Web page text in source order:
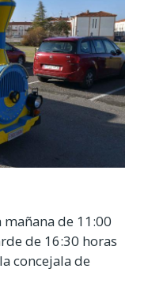
de 11:00
de 16:30 horas
concejala de